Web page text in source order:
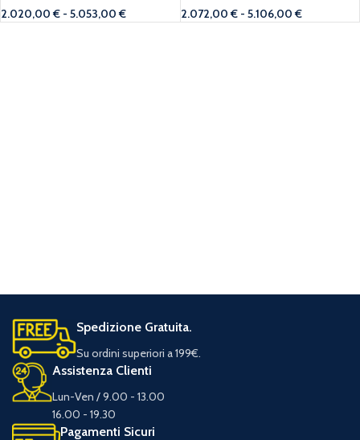
2.020,00€ - 5.053,00€ 2.072,00€ - 5.106,00€
Spedizione Gratuita.
Su ordini superiori a 199€.
Assistenza Clienti
Lun-Ven / 9.00 - 13.00
16.00 - 19.30
Pagamenti Sicuri